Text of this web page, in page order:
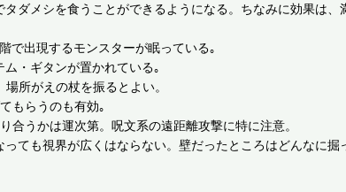
ダメシを食うことができるようになる。ちなみに効果は
で出現するモンスターが眠っている｡
・ギタンが置かれている｡
所がえの杖を振るとよい。
もらうのも有効｡
うかは運次第。呪文系の遠距離攻撃に特に注意。
ても視界が広くはならない。壁だったところはどんなに掘